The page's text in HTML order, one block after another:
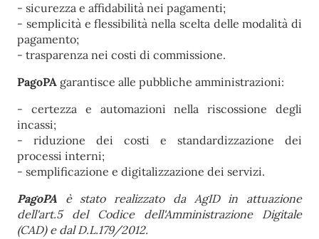
- sicurezza e affidabilità nei pagamenti;
- semplicità e flessibilità nella scelta delle modalità di
pagamento;
- trasparenza nei costi di commissione.
PagoPA garantisce alle pubbliche amministrazioni:
- certezza e automazioni nella riscossione degli
incassi;
- riduzione dei costi e standardizzazione dei
processi interni;
- semplificazione e digitalizzazione dei servizi.
PagoPA è stato realizzato da AgID in attuazione
dell'art.5 del Codice dell'Amministrazione Digitale
(CAD) e dal D.L.179/2012.